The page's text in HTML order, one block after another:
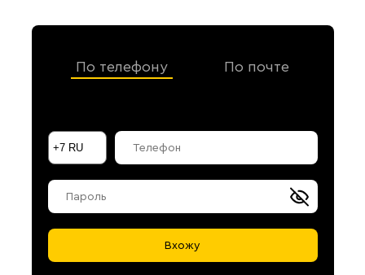
По телефону По почте
Вхожу